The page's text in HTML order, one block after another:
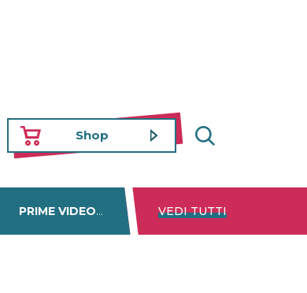
Shop
PRIME VIDEO DISNEY+ NETFLIX
VEDI TUTTI